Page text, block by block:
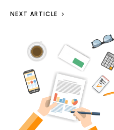
NEXT ARTICLE